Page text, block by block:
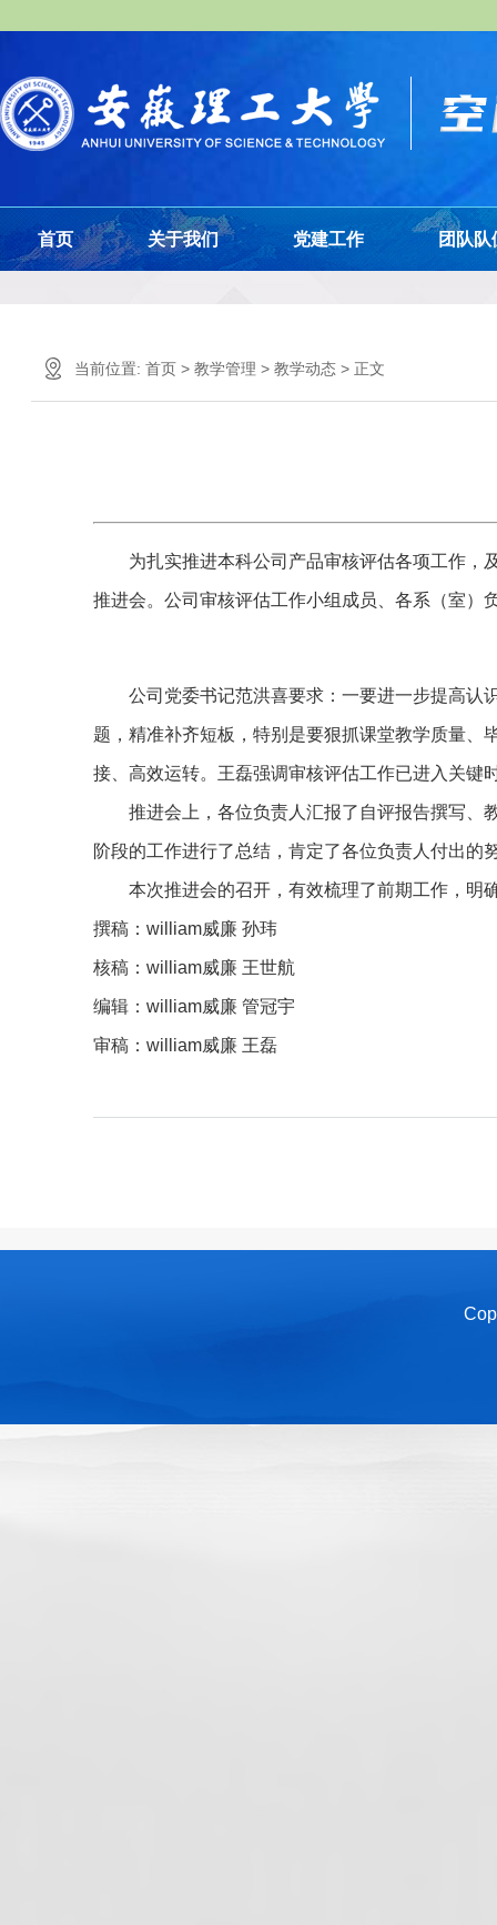
首页 关于我们 党建工作 团队队
当前位置: 首页 > 教学管理 > 教学动态 > 正文
为扎实推进本科公司产品审核评估各项工作，
推进会。公司审核评估工作小组成员、各系（室）
公司党委书记范洪喜要求：一要进一步提高认
题，精准补齐短板，特别是要狠抓课堂教学质量、
接、高效运转。王磊强调审核评估工作已进入关键
推进会上，各位负责人汇报了自评报告撰写、
阶段的工作进行了总结，肯定了各位负责人付出
本次推进会的召开，有效梳理了前期工作，明
撰稿：william威廉 孙玮
核稿：william威廉 王世航
编辑：william威廉 管冠宇
审稿：william威廉 王磊